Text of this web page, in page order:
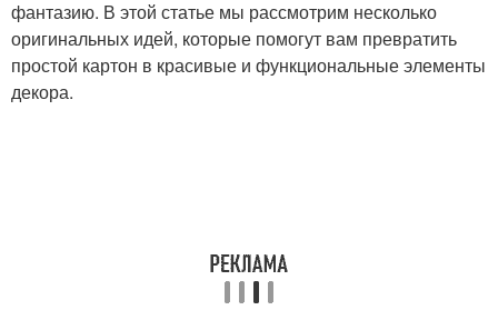
Идеи по
благоустройству
Стильные идеи
фантазию. В этой статье мы рассмотрим несколько
оригинальных идей, которые помогут вам превратить
простой картон в красивые и функциональные элементы
декора.